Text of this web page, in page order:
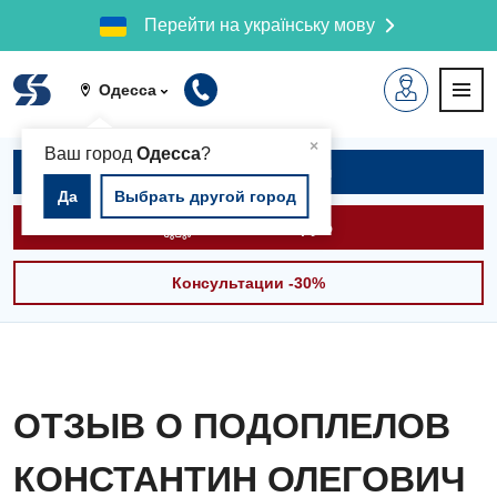
Перейти на українську мову
Одесса
×
Ваш город Одесса?
Да Выбрать другой город
Записаться на приём
Вызвать скорую
Консультации -30%
ОТЗЫВ О ПОДОПЛЕЛОВ
КОНСТАНТИН ОЛЕГОВИЧ